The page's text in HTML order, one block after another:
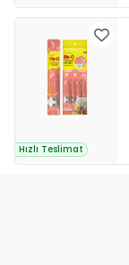
Hızlı Teslimat